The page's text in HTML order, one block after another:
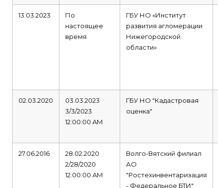
13.03.2023
По
настоящее
время
ГБУ НО «Институт
развития агломерации
Нижегородской
области»
02.03.2020
03.03.2023
3/3/2023
12:00:00 AM
ГБУ НО "Кадастровая
оценка"
27.06.2016
28.02.2020
2/28/2020
12:00:00 AM
Волго-Вятский филиал
АО
"Ростехинвентаризация
- Федеральное БТИ"